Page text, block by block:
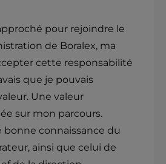
pour rejoindre le
de Boralex, ma
cette responsabilité
que je pouvais
Une valeur
sur mon parcours.
bonne connaissance du
ainsi que celui de